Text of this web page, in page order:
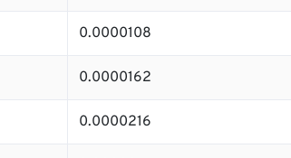
0.0000108
0.0000162
0.0000216